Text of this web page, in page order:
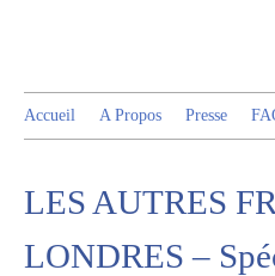
Accueil A Propos Presse
LES AUTRES
LONDRES –